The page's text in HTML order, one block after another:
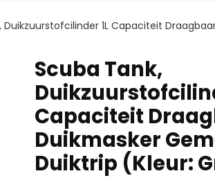
Duikzuurstofcilinder 1L Capaciteit
Scuba Tank,
Capaciteit
Duikmasker
Duiktrip (Kleur: